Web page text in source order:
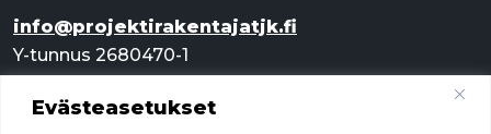
Evästeasetukset
info@projektirakentajatjk.fi
Y-tunnus 2680470-1
Pikalinkit